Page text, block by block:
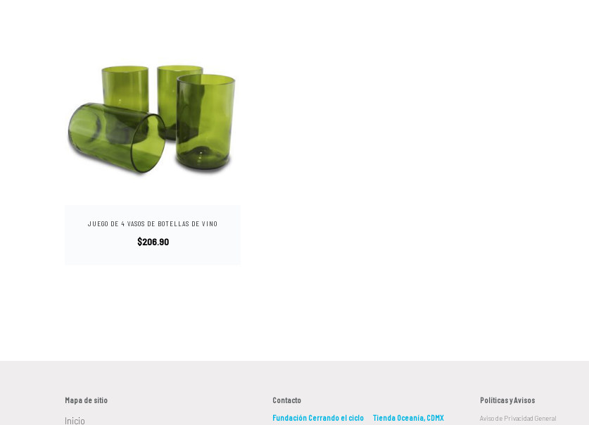
JUEGO DE 4 VASOS DE BOTELLAS DE VINO
$206.90
Mapa de sitio
Inicio
Contacto
Fundación Cerrando el ciclo Tienda Oceanía, CDMX
Políticas y Avisos
Aviso de Privacidad General